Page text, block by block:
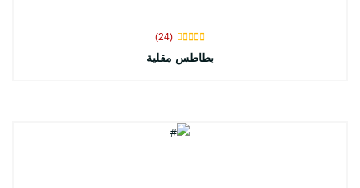
(24)
بطاطس مقلية